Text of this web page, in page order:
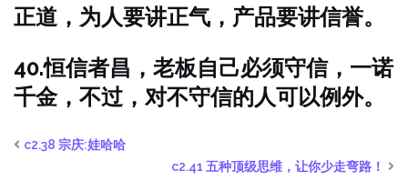
正道，为人要讲正气，产品要讲信誉。
40.恒信者昌，老板自己必须守信，一诺
千金，不过，对不守信的人可以例外。
c2.38 宗庆:娃哈哈
c2.41 五种顶级思维，让你少走弯路！